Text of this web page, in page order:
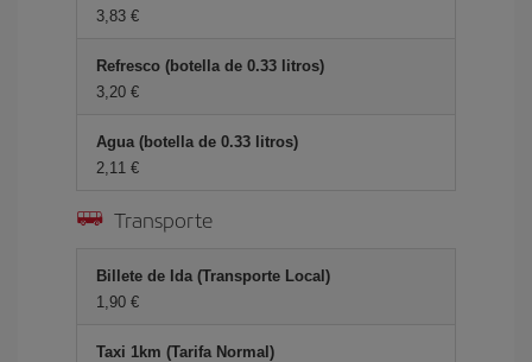
3,83 €
Refresco (botella de 0.33 litros)
3,20 €
Agua (botella de 0.33 litros)
2,11 €
Transporte
Billete de Ida (Transporte Local)
1,90 €
Taxi 1km (Tarifa Normal)